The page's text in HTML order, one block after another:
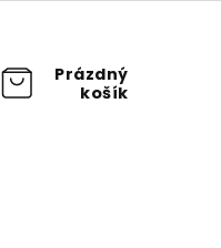
Prázdný
košík